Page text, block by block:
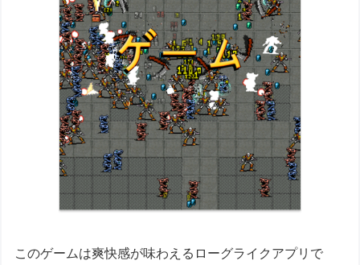
このゲームは爽快感が味わえるローグライクアプリで